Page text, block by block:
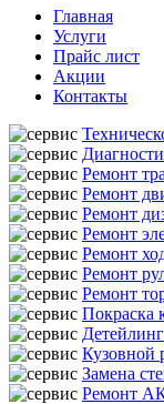
Главная
Услуги
Прайс лист
Акции
Контакты
Ремонт
Ремонт
Ремонт
Ремонт
Ремонт
Ремонт
Ремонт
Покраска
Детейлинг
Кузовной
Замена
Ремонт